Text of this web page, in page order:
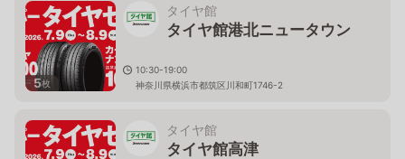
5枚
タイヤ館
タイヤ館港北ニュータウン
10:30-19:00
神奈川県横浜市都筑区川和町1746-2
タイヤ館
タイヤ館高津